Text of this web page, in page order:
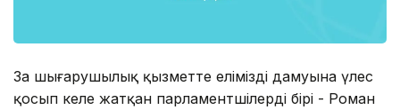
Заң шығарушылық қызметте еліміздің дамуына үлес
қосып келе жатқан парламентшілердің бірі - Роман